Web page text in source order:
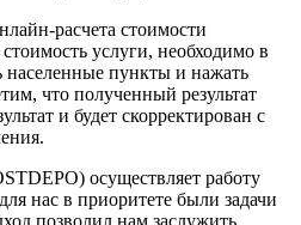
расчета стоимости
услуги, необходимо в
населенные пункты и нажать
что полученный результат
и будет скорректирован с
осуществляет работу
нас в приоритете были задачи
позволил нам заслужить